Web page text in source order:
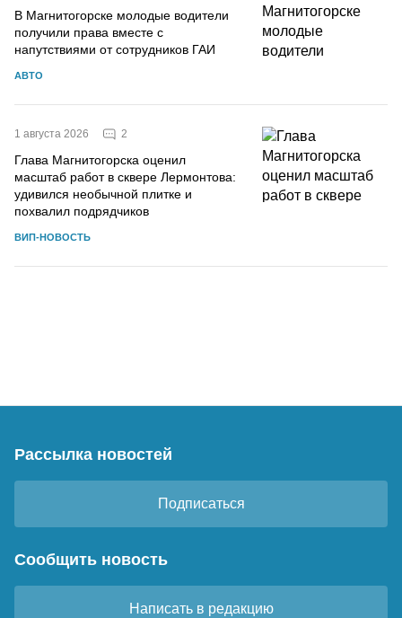
В Магнитогорске молодые водители
получили права вместе с
напутствиями от сотрудников ГАИ
АВТО
1 августа 2026 2
Глава Магнитогорска оценил
масштаб работ в сквере Лермонтова:
удивился необычной плитке и
похвалил подрядчиков
ВИП-НОВОСТЬ
Рассылка новостей
Подписаться
Сообщить новость
Написать в редакцию